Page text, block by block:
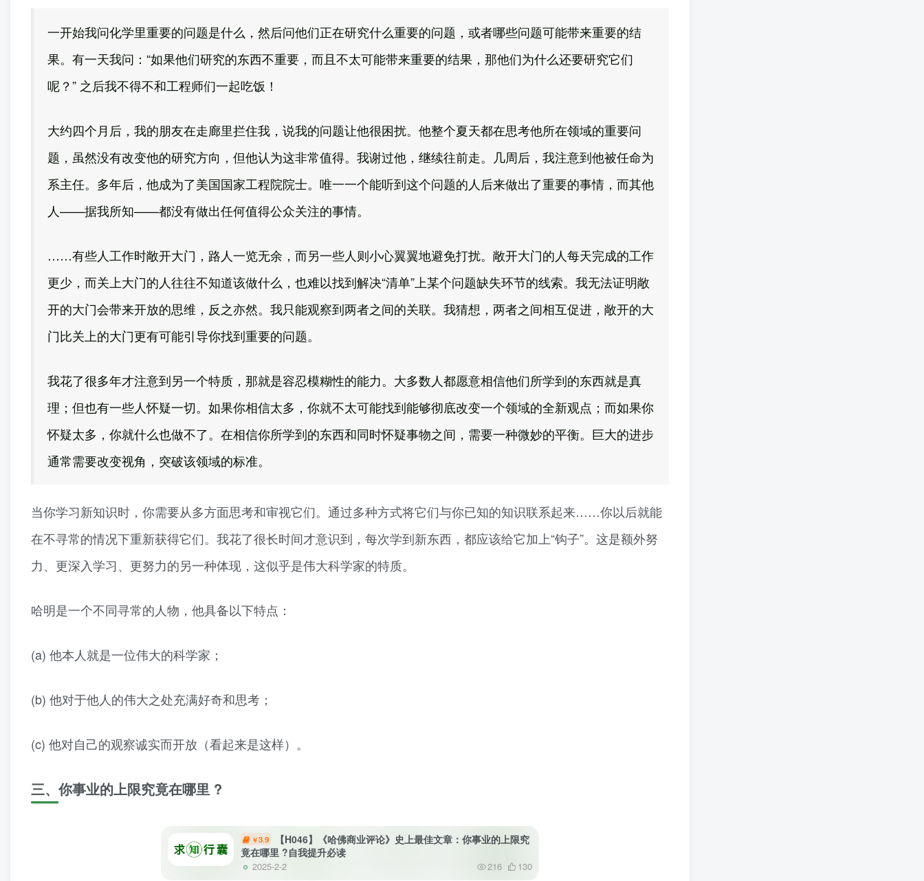
一开始我问化学里重要的问题是什么，然后问他们正在研究什么重要的问题，或者哪些问题可能带来重要的结
果。有一天我问：“如果他们研究的东西不重要，而且不太可能带来重要的结果，那他们为什么还要研究它们
呢？” 之后我不得不和工程师们一起吃饭！
大约四个月后，我的朋友在走廊里拦住我，说我的问题让他很困扰。他整个夏天都在思考他所在领域的重要问
题，虽然没有改变他的研究方向，但他认为这非常值得。我谢过他，继续往前走。几周后，我注意到他被任命为
系主任。多年后，他成为了美国国家工程院院士。唯一一个能听到这个问题的人后来做出了重要的事情，而其他
人——据我所知——都没有做出任何值得公众关注的事情。
……有些人工作时敞开大门，路人一览无余，而另一些人则小心翼翼地避免打扰。敞开大门的人每天​​完成的工作
更少，而关上大门的人往往不知道该做什么，也难以找到解决“清单”上某个问题缺失环节的线索。我无法证明敞
开的大门会带来开放的思维，反之亦然。我只能观察到两者之间的关联。我猜想，两者之间相互促进，敞开的大
门比关上的大门更有可能引导你找到重要的问题。
我花了很多年才注意到另一个特质，那就是容忍模糊性的能力。大多数人都愿意相信他们所学到的东西就是真
理；但也有一些人怀疑一切。如果你相信太多，你就不太可能找到能够彻底改变一个领域的全新观点；而如果你
怀疑太多，你就什么也做不了。在相信你所学到的东西和同时怀疑事物之间，需要一种微妙的平衡。巨大的进步
通常需要改变视角，突破该领域的标准。
当你学习新知识时，你需要从多方面思考和审视它们。通过多种方式将它们与你已知的知识联系起来……你以后就能
在不寻常的情况下重新获得它们。我花了很长时间才意识到，每次学到新东西，都应该给它加上“钩子”。这是额外努
力、更深入学习、更努力的另一种体现，这似乎是伟大科学家的特质。
哈明是一个不同寻常的人物，他具备以下特点：
(a) 他本人就是一位伟大的科学家；
(b) 他对于他人的伟大之处充满好奇和思考；
(c) 他对自己的观察诚实而开放（看起来是这样）。
三、你事业的上限究竟在哪里 ?
￥3.9
【H046】《哈佛商业评论》史上最佳文章：你事业的上限究
竟在哪里 ?自我提升必读
2025-2-2 216 130